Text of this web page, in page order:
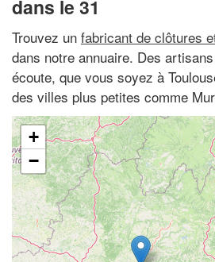
dans le 31
Trouvez un fabricant de clôtures
dans notre annuaire. Des
écoute, que vous soyez à
des villes plus petites comme
+
−